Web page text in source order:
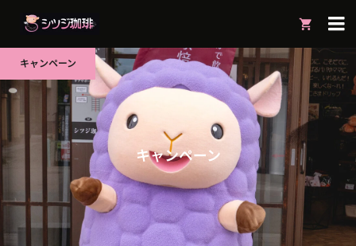

キャンペーン
キャンペーン